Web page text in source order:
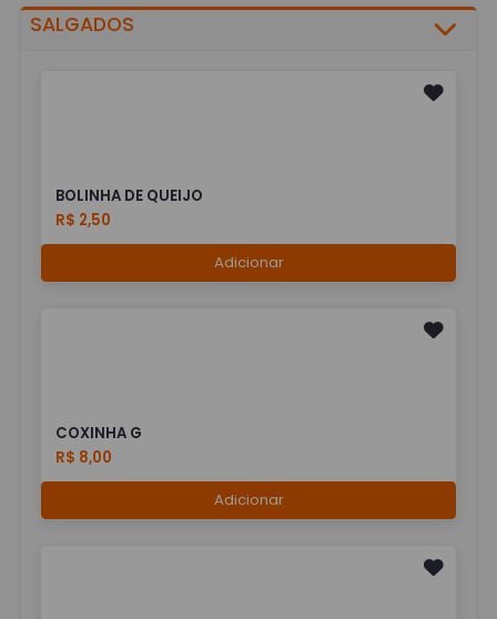
SALGADOS
BOLINHA DE QUEIJO
R$ 2,50
Adicionar
COXINHA G
R$ 8,00
Adicionar